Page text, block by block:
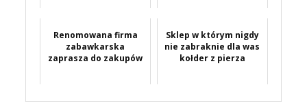
Renomowana firma
zabawkarska
zaprasza do zakupów
Sklep w którym nigdy
nie zabraknie dla was
kołder z pierza